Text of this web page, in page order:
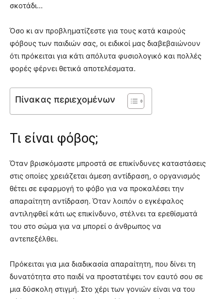
σκοτάδι…
Όσο κι αν προβληματίζεστε για τους κατά καιρούς
φόβους των παιδιών σας, οι ειδικοί μας διαβεβαιώνουν
ότι πρόκειται για κάτι απόλυτα φυσιολογικό και πολλές
φορές φέρνει θετικά αποτελέσματα.
Πίνακας περιεχομένων
Τι είναι φόβος;
Όταν βρισκόμαστε μπροστά σε επικίνδυνες καταστάσεις
στις οποίες χρειάζεται άμεση αντίδραση, ο οργανισμός
θέτει σε εφαρμογή το φόβο για να προκαλέσει την
απαραίτητη αντίδραση. Όταν λοιπόν ο εγκέφαλος
αντιληφθεί κάτι ως επικίνδυνο, στέλνει τα ερεθίσματά
του στο σώμα για να μπορεί ο άνθρωπος να
αντεπεξέλθει.
Πρόκειται για μια διαδικασία απαραίτητη, που δίνει τη
δυνατότητα στο παιδί να προστατέψει τον εαυτό σου σε
μια δύσκολη στιγμή. Στο χέρι των γονιών είναι να του